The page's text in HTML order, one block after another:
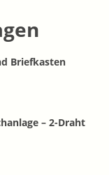
Briefkasten
– 2-Draht